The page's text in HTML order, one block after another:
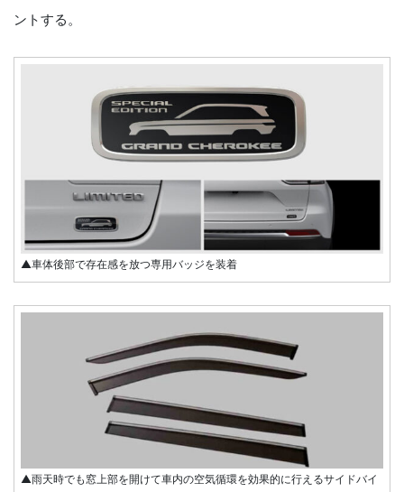
ントする。
▲車体後部で存在感を放つ専用バッジを装着
▲雨天時でも窓上部を開けて車内の空気循環を効果的に行えるサイドバイ